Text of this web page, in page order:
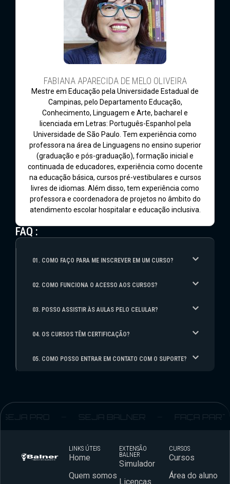
FABIANA APARECIDA DE MELO OLIVEIRA
Mestre em Educação pela Universidade Estadual de
Campinas, pelo Departamento Educação,
Conhecimento, Linguagem e Arte, bacharel e
licenciada em Letras: Português-Espanhol pela
Universidade de São Paulo. Tem experiência como
professora na área de Linguagens no ensino superior
(graduação e pós-graduação), formação inicial e
continuada de educadores, experiência como docente
na educação básica, cursos pré-vestibulares e cursos
livres de idiomas. Além disso, tem experiência como
professora e coordenadora de projetos no âmbito do
atendimento escolar hospitalar e educação inclusiva.
FAQ :
01. COMO FAÇO PARA ME INSCREVER EM UM CURSO?
02. COMO FUNCIONA O ACESSO AOS CURSOS?
03. POSSO ASSISTIR ÀS AULAS PELO CELULAR?
04. OS CURSOS TÊM CERTIFICAÇÃO?
05. COMO POSSO ENTRAR EM CONTATO COM O SUPORTE?
PRO SEJA BALNER FAÇA PARTE
LINKS ÚTEIS
Home
Quem somos
EXTENSÃO
BALNER
Simulador
Licenças
CURSOS
Cursos
Área do aluno